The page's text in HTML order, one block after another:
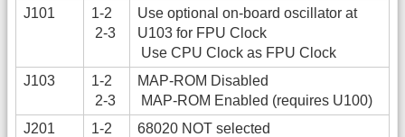
J101
1-2
2-3
Use optional on-board oscillator at
U103 for FPU Clock
Use CPU Clock as FPU Clock
J103
1-2
2-3
MAP-ROM Disabled
MAP-ROM Enabled (requires U100)
J201
1-2
68020 NOT selected